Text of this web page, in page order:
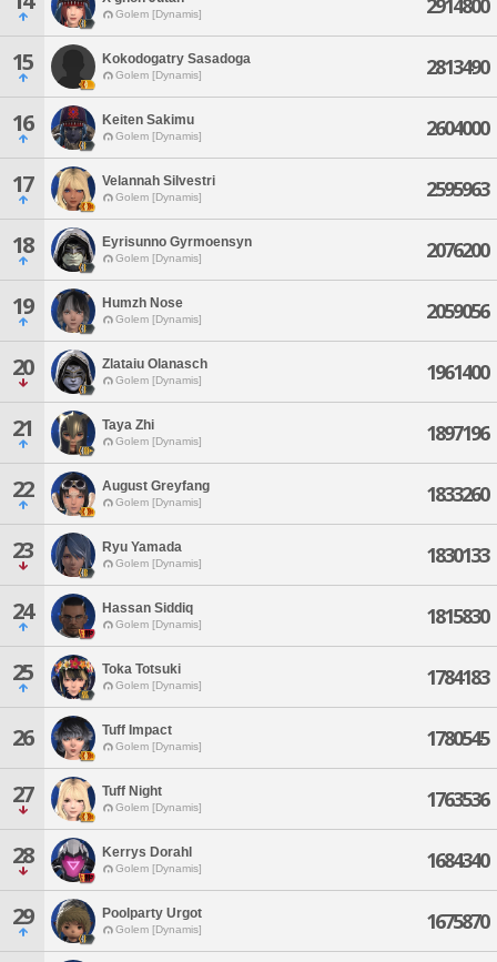
Golem [Dynamis] 2914800
15 Kokodogatry Sasadoga
Golem [Dynamis] 2813490
16 Keiten Sakimu
Golem [Dynamis] 2604000
17 Velannah Silvestri
Golem [Dynamis] 2595963
18 Eyrisunno Gyrmoensyn
Golem [Dynamis] 2076200
19 Humzh Nose
Golem [Dynamis] 2059056
20 Zlataiu Olanasch
Golem [Dynamis] 1961400
21 Taya Zhi
Golem [Dynamis] 1897196
22 August Greyfang
Golem [Dynamis] 1833260
23 Ryu Yamada
Golem [Dynamis] 1830133
24 Hassan Siddiq
Golem [Dynamis] 1815830
25 Toka Totsuki
Golem [Dynamis] 1784183
26 Tuff Impact
Golem [Dynamis] 1780545
27 Tuff Night
Golem [Dynamis] 1763536
28 Kerrys Dorahl
Golem [Dynamis] 1684340
29 Poolparty Urgot
Golem [Dynamis] 1675870